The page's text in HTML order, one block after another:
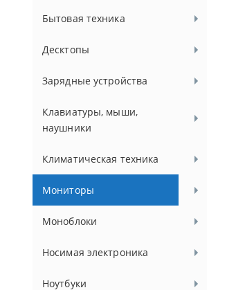
Бытовая техника
Десктопы
Зарядные устройства
Клавиатуры, мыши,
наушники
Климатическая техника
Мониторы
Моноблоки
Носимая электроника
Ноутбуки